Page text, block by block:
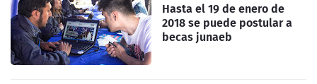
Hasta el 19 de enero de
2018 se puede postular a
becas junaeb